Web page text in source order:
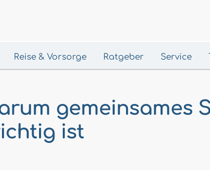
Reise & Vorsorge Ratgeber Service
gemeinsames
ist